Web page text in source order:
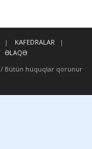
KAFEDRALAR
ƏLAQƏ
/ Bütün hüquqlar qorunur